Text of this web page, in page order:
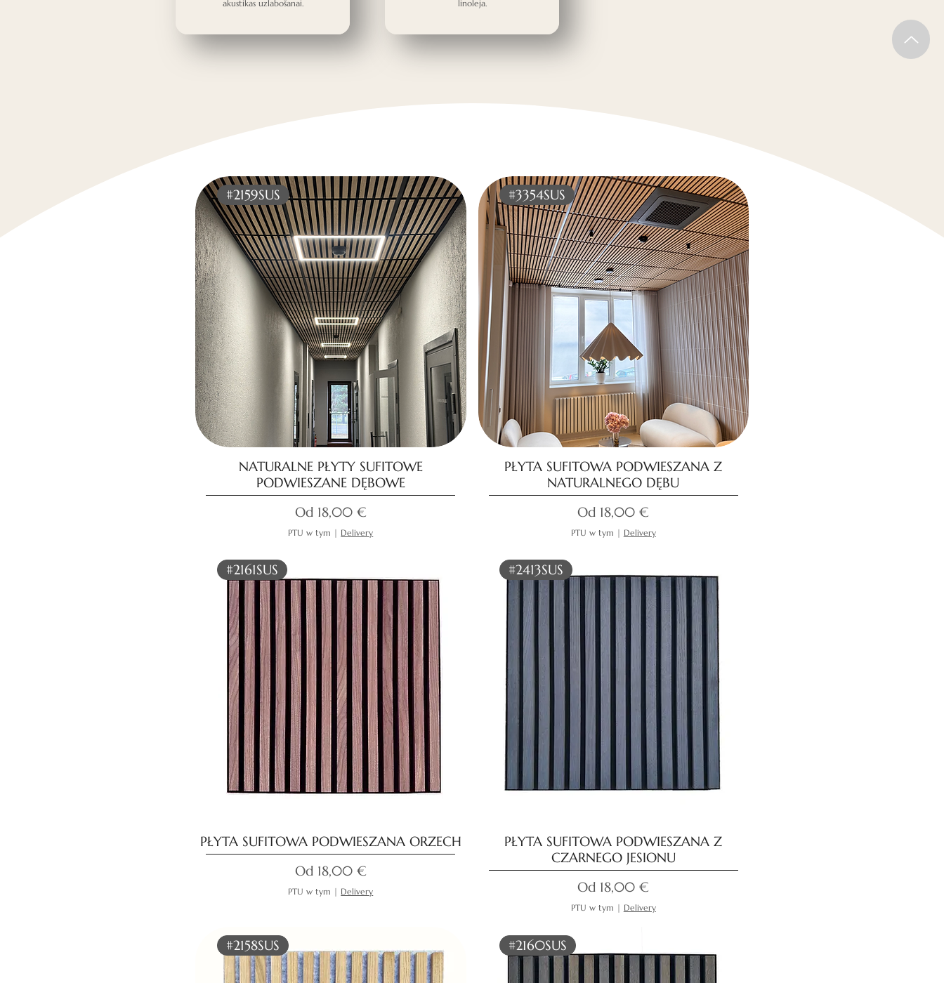
akustikas uzlabošanai.
linoleja.
#2159SUS
NATURALNE PŁYTY SUFITOWE
PODWIESZANE DĘBOWE
Od 18,00 €
Cena rabatowa
PTU w tym | Delivery
#3354SUS
PŁYTA SUFITOWA PODWIESZANA Z
NATURALNEGO DĘBU
Od 18,00 €
Cena rabatowa
PTU w tym | Delivery
#2161SUS
PŁYTA SUFITOWA PODWIESZANA ORZECH
Od 18,00 €
Cena rabatowa
PTU w tym | Delivery
#2413SUS
PŁYTA SUFITOWA PODWIESZANA Z
CZARNEGO JESIONU
Od 18,00 €
Cena rabatowa
PTU w tym | Delivery
#2158SUS #2160SUS